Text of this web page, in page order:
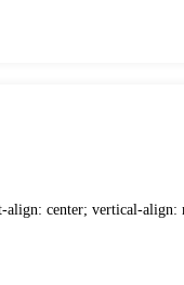
center; vertical-align: